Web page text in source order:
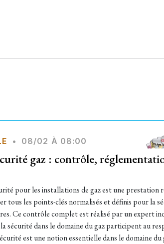
• 08/02 À 08:00
gaz : contrôle,
pour les installations de gaz est une prestation
tous les points-clés normalisés et définis pour la
Ce contrôle complet est réalisé par un expert
sécurité dans le domaine du gaz participent au
est une notion essentielle dans le domaine du